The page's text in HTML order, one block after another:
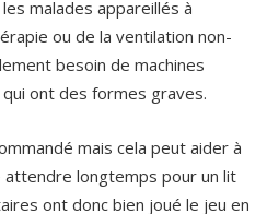
malades appareillés à
ou de la ventilation non-
besoin de machines
ont des formes graves.
mais cela peut aider à
attendre longtemps pour un lit
ont donc bien joué le jeu en